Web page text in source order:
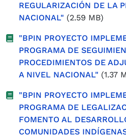
REGULARIZACIÓN DE LA
NACIONAL" (2.59 MB)
"BPIN PROYECTO
PROGRAMA DE
PROCEDIMIENTOS DE
A NIVEL NACIONAL" (1.37
"BPIN PROYECTO
PROGRAMA DE
FOMENTO AL
COMUNIDADES